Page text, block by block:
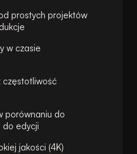
prostych projektów
w czasie
częstotliwość
porównaniu do
do edycji
jakości (4K)